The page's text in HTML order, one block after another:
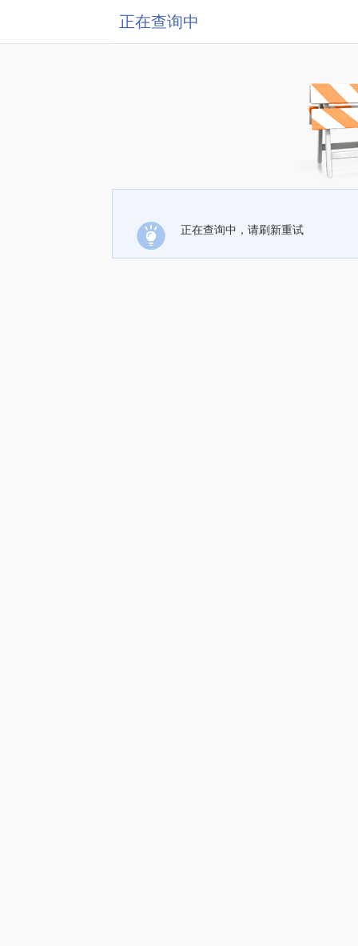
正在查询中
正在查询中，请刷新重试